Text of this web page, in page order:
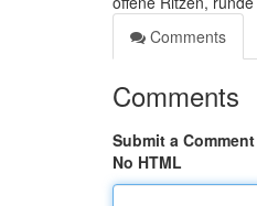
Comments
Comments
Submit a Comment
No HTML